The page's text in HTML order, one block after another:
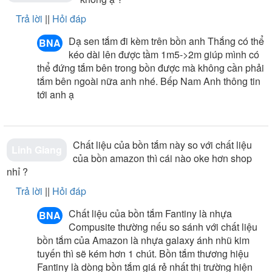
sách bảo hành tốt nhất.
Lưu ý: Sản phẩm được bảo hành 5 năm phần thân bồn
và 1 năm các thiết bị khác
Tại đây chúng tôi có đội ngũ chuyên viên tư vấn với đầy
đủ chuyên môn kỹ thuật sẽ tư vấn lắp đặt miễn phí thiết
bị phòng tắm phù hợp với không gian của gia đình nhà
- Được tham gia rất nhiều chương trình khuyến mãi lớn,
hấp dẫn nhất với nhiều phần quà có giá trị cho mọi
khách hàng.
Quý khách hàng có thể tới Showroom Nội Thất Nam Anh
để xem và mua hàng . Hoặc liên hệ Hotlinecủa Nội Thất
Nam Anhđể nhận được tư vấn tốt nhất
Tham khảo thêm bài viết hữu ích:
Trả lời || Hỏi đáp
BNA
Dạ sen tắm đi kèm trên bồn anh Thắng có thể
kéo dài lên được tầm 1m5->2m giúp mình có
thể đứng tắm bên trong bồn được mà không cần phải
tắm bên ngoài nữa anh nhé. Bếp Nam Anh thông tin
tới anh ạ
Chất liệu của bồn tắm này so với chất liệu
của bồn amazon thì cái nào oke hơn shop
nhỉ ?
Trả lời || Hỏi đáp
BNA
Chất liệu của bồn tắm Fantiny là nhựa
Compusite thường nếu so sánh với chất liệu
bồn tắm của Amazon là nhựa galaxy ánh nhũ kim
tuyến thì sẽ kém hơn 1 chút. Bồn tắm thương hiệu
Fantiny là dòng bồn tắm giá rẻ nhất thị trường hiện